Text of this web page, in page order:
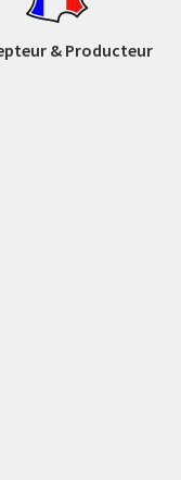
& Producteur